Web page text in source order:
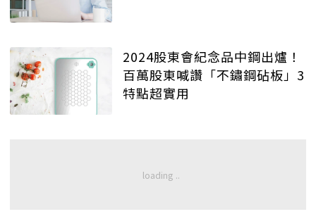
2024股東會紀念品中鋼出爐！
百萬股東喊讚「不鏽鋼砧板」3
特點超實用